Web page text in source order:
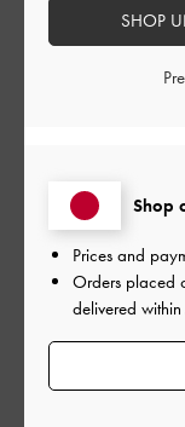
お値段の割に可愛
品質
もっと見る
Shop
Prices and
Orders placed
delivered
SHOP